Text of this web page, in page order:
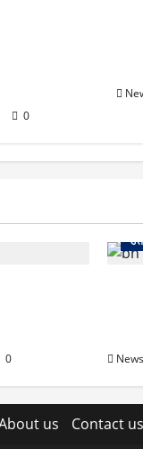
0
0
us Contact us